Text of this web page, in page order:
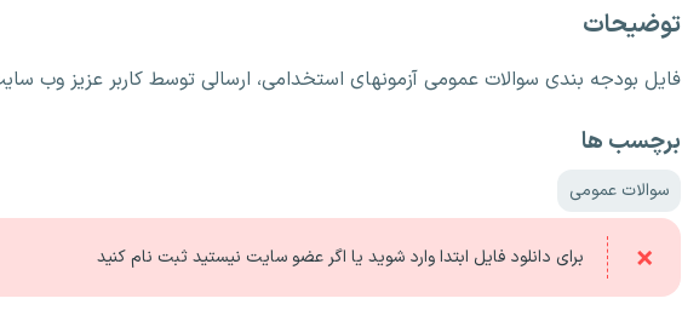
توضیحات
فایل بودجه بندی سوالات عمومی آزمونهای استخدامی، ارسالی توسط کاربر عزیز وب
برچسب ها
سوالات عمومی
برای دانلود فایل ابتدا وارد شوید یا اگر عضو سایت نیستید ثبت نام کنید